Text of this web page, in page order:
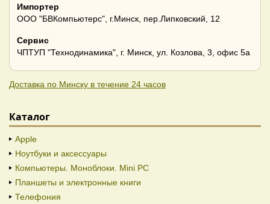
Импортер
ООО "БВКомпьютерс", г.Минск, пер.Липковский, 12
Сервис
ЧПТУП "Технодинамика", г. Минск, ул. Козлова, 3, офис 5а
Доставка по Минску в течение 24 часов
Каталог
Apple
Ноутбуки и аксессуары
Компьютеры. Моноблоки. Mini PC
Планшеты и электронные книги
Телефония